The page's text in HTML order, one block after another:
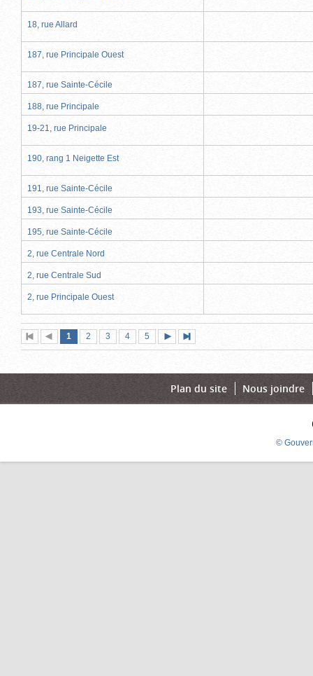
18, rue Allard
187, rue Principale Ouest
187, rue Sainte-Cécile
188, rue Principale
19-21, rue Principale
190, rang 1 Neigette Est
191, rue Sainte-Cécile
193, rue Sainte-Cécile
195, rue Sainte-Cécile
2, rue Centrale Nord
2, rue Centrale Sud
2, rue Principale Ouest
Première
page
Page
précédente
Page
1 (page
actuelle)
Page
2 Page
3 Page
4 Page
5
suivante
page
Plan du site Nous joindre
©